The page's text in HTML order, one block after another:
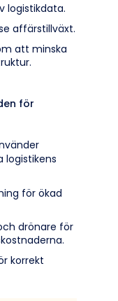
logistikdata.
affärstillväxt.
att minska
för
för ökad
drönare för
korrekt